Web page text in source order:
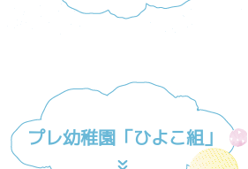
プレ幼稚園「ひよこ組」